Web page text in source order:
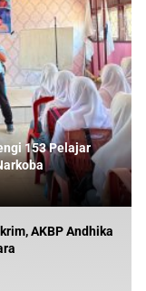
153 Pelajar
AKBP Andhika